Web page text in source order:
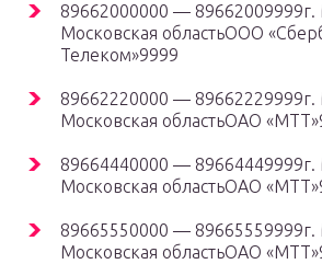
89662000000 — 89662009999г.
Московская областьООО
Телеком»9999
89662220000 — 89662229999г.
Московская областьОАО
89664440000 — 89664449999г.
Московская областьОАО
89665550000 — 89665559999г.
Московская областьОАО